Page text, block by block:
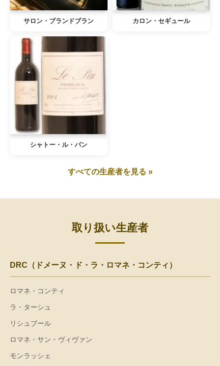
サロン・ブランドブラン カロン・セギュール
シャトー・ル・パン
すべての生産者を見る »
取り扱い生産者
DRC（ドメーヌ・ド・ラ・ロマネ・コンティ）
ロマネ・コンティ
ラ・ターシュ
リシュブール
ロマネ・サン・ヴィヴァン
モンラッシェ